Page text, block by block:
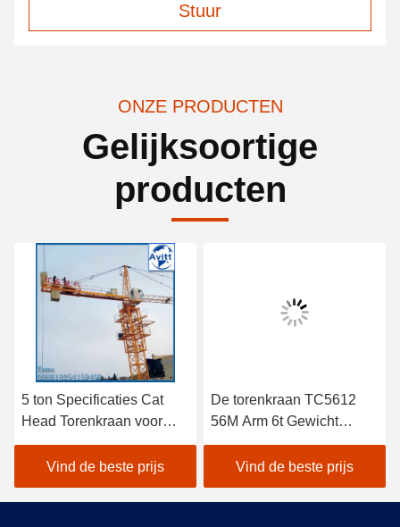
Stuur
ONZE PRODUCTEN
Gelijksoortige
producten
5 ton Specificaties Cat
Head Torenkraan voor
civiele bouwprojecten
Vind de beste prijs
De torenkraan TC5612
56M Arm 6t Gewicht
Building
Constructieapparatuur
Vind de beste prijs